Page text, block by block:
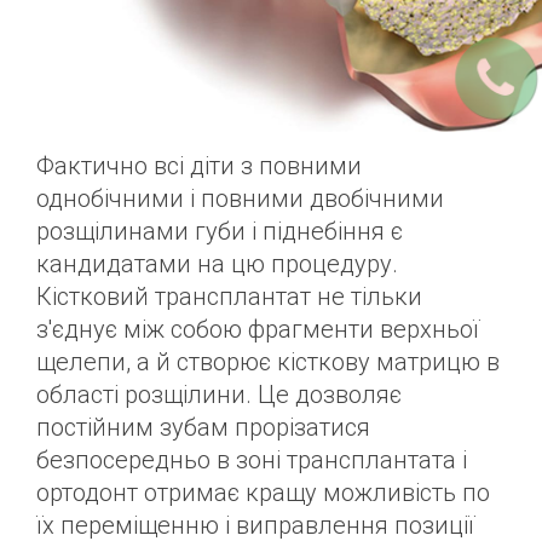
Фактично всі діти з повними
однобічними і повними двобічними
розщілинами губи і піднебіння є
кандидатами на цю процедуру.
Кістковий трансплантат не тільки
з'єднує між собою фрагменти верхньої
щелепи, а й створює кісткову матрицю в
області розщілини. Це дозволяє
постійним зубам прорізатися
безпосередньо в зоні трансплантата і
ортодонт отримає кращу можливість по
їх переміщенню і виправлення позиції